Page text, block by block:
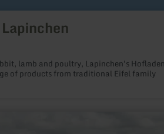
lamb and poultry, Lapinchen's
of products from traditional Eifel family